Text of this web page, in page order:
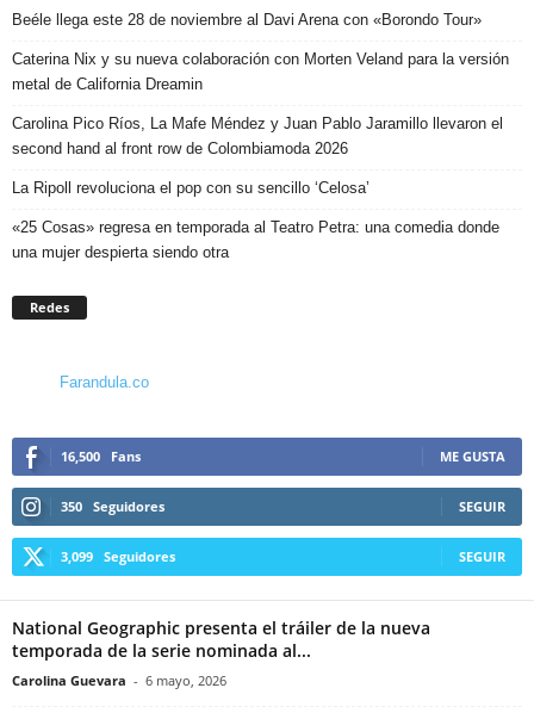
Beéle llega este 28 de noviembre al Davi Arena con «Borondo Tour»
Caterina Nix y su nueva colaboración con Morten Veland para la versión
metal de California Dreamin
Carolina Pico Ríos, La Mafe Méndez y Juan Pablo Jaramillo llevaron el
second hand al front row de Colombiamoda 2026
La Ripoll revoluciona el pop con su sencillo ‘Celosa’
«25 Cosas» regresa en temporada al Teatro Petra: una comedia donde
una mujer despierta siendo otra
Redes
Farandula.co
16,500 Fans ME GUSTA
350 Seguidores SEGUIR
3,099 Seguidores SEGUIR
National Geographic presenta el tráiler de la nueva
temporada de la serie nominada al...
Carolina Guevara - 6 mayo, 2026